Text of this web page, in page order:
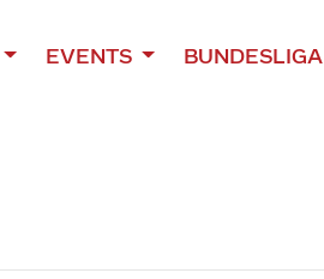
EVENTS BUNDESLIGA